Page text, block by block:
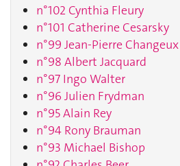
n°102 Cynthia Fleury
n°101 Catherine Cesarsky
n°99 Jean-Pierre Changeux
n°98 Albert Jacquard
n°97 Ingo Walter
n°96 Julien Frydman
n°95 Alain Rey
n°94 Rony Brauman
n°93 Michael Bishop